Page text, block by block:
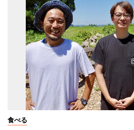
食べる